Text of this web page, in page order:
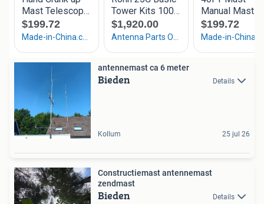
antennemast ca 6 meter
Bieden Details
Kollum 25 jul 26
Constructiemast antennemast
zendmast
Bieden Details